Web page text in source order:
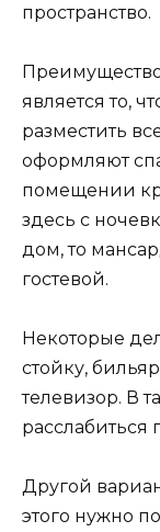
пространство.
является то,
разместить
оформляют
помещении
здесь с
дом, то
гостевой.
Некоторые
стойку,
телевизор. В
расслабиться
Другой
этого нужно